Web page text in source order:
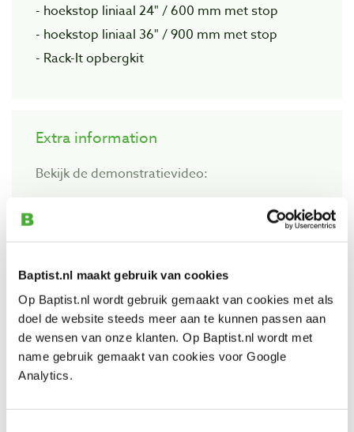
Baptist.nl maakt gebruik van cookies
Op Baptist.nl wordt gebruik gemaakt van cookies met als
doel de website steeds meer aan te kunnen passen aan
de wensen van onze klanten. Op Baptist.nl wordt met
name gebruik gemaakt van cookies voor Google
Analytics.
- hoekstop liniaal 24" / 600 mm met stop
- hoekstop liniaal 36" / 900 mm met stop
- Rack-It opbergkit
Extra information
Bekijk de demonstratievideo: